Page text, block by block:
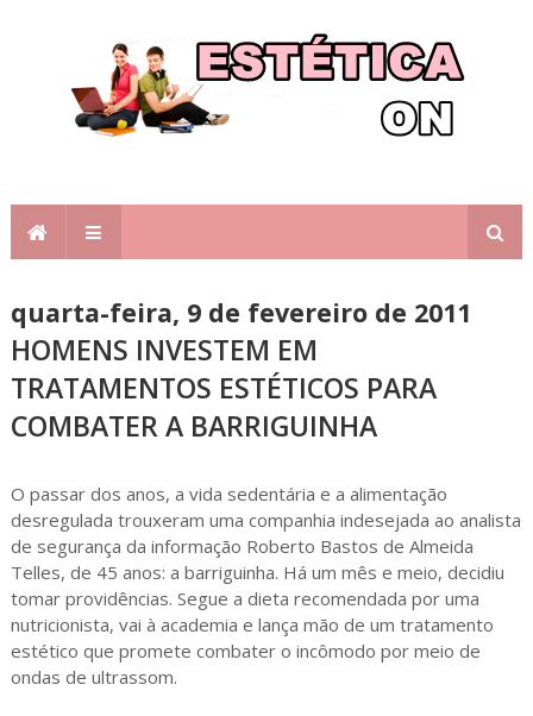
quarta-feira, 9 de fevereiro de 2011
HOMENS INVESTEM EM
TRATAMENTOS ESTÉTICOS PARA
COMBATER A BARRIGUINHA
O passar dos anos, a vida sedentária e a alimentação
desregulada trouxeram uma companhia indesejada ao analista
de segurança da informação Roberto Bastos de Almeida
Telles, de 45 anos: a barriguinha. Há um mês e meio, decidiu
tomar providências. Segue a dieta recomendada por uma
nutricionista, vai à academia e lança mão de um tratamento
estético que promete combater o incômodo por meio de
ondas de ultrassom.